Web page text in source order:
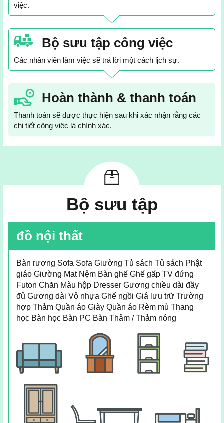
việc.
Bộ sưu tập công việc
Các nhân viên làm việc sẽ trả lời một cách lịch sự.
Hoàn thành & thanh toán
Thanh toán sẽ được thực hiện sau khi xác nhận rằng các
chi tiết công việc là chính xác.
Bộ sưu tập
đồ nội thất
Bàn rương Sofa Sofa Giường Tủ sách Tủ sách Phật
giáo Giường Mat Nệm Bàn ghế Ghế gấp TV đứng
Futon Chăn Màu hộp Dresser Gương chiều dài đầy
đủ Gương dài Vỏ nhựa Ghế ngồi Giá lưu trữ Trường
hợp Thảm Quần áo Giày Quần áo Rèm mù Thang
học Bàn học Bàn PC Bàn Thảm / Thảm nóng